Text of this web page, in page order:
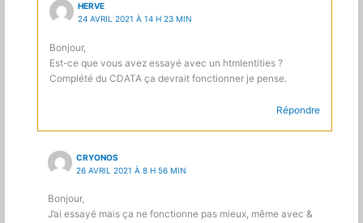
HERVE
24 AVRIL 2021 À 14 H 23 MIN
Bonjour,
Est-ce que vous avez essayé avec un htmlentities ?
Complété du CDATA ça devrait fonctionner je pense.
Répondre
CRYONOS
26 AVRIL 2021 À 8 H 56 MIN
Bonjour,
J’ai essayé mais ça ne fonctionne pas mieux, même avec &